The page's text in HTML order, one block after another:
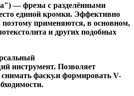
— фрезы с разделёнными
единой кромки. Эффективно
применяются, в основном,
и других подобных
инструмент. Позволяет
снимать фаску.и формировать V-